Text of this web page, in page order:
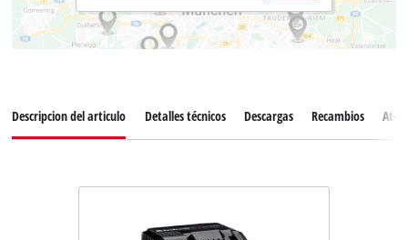
Descripcion del articulo Detalles técnicos Descargas Recambios